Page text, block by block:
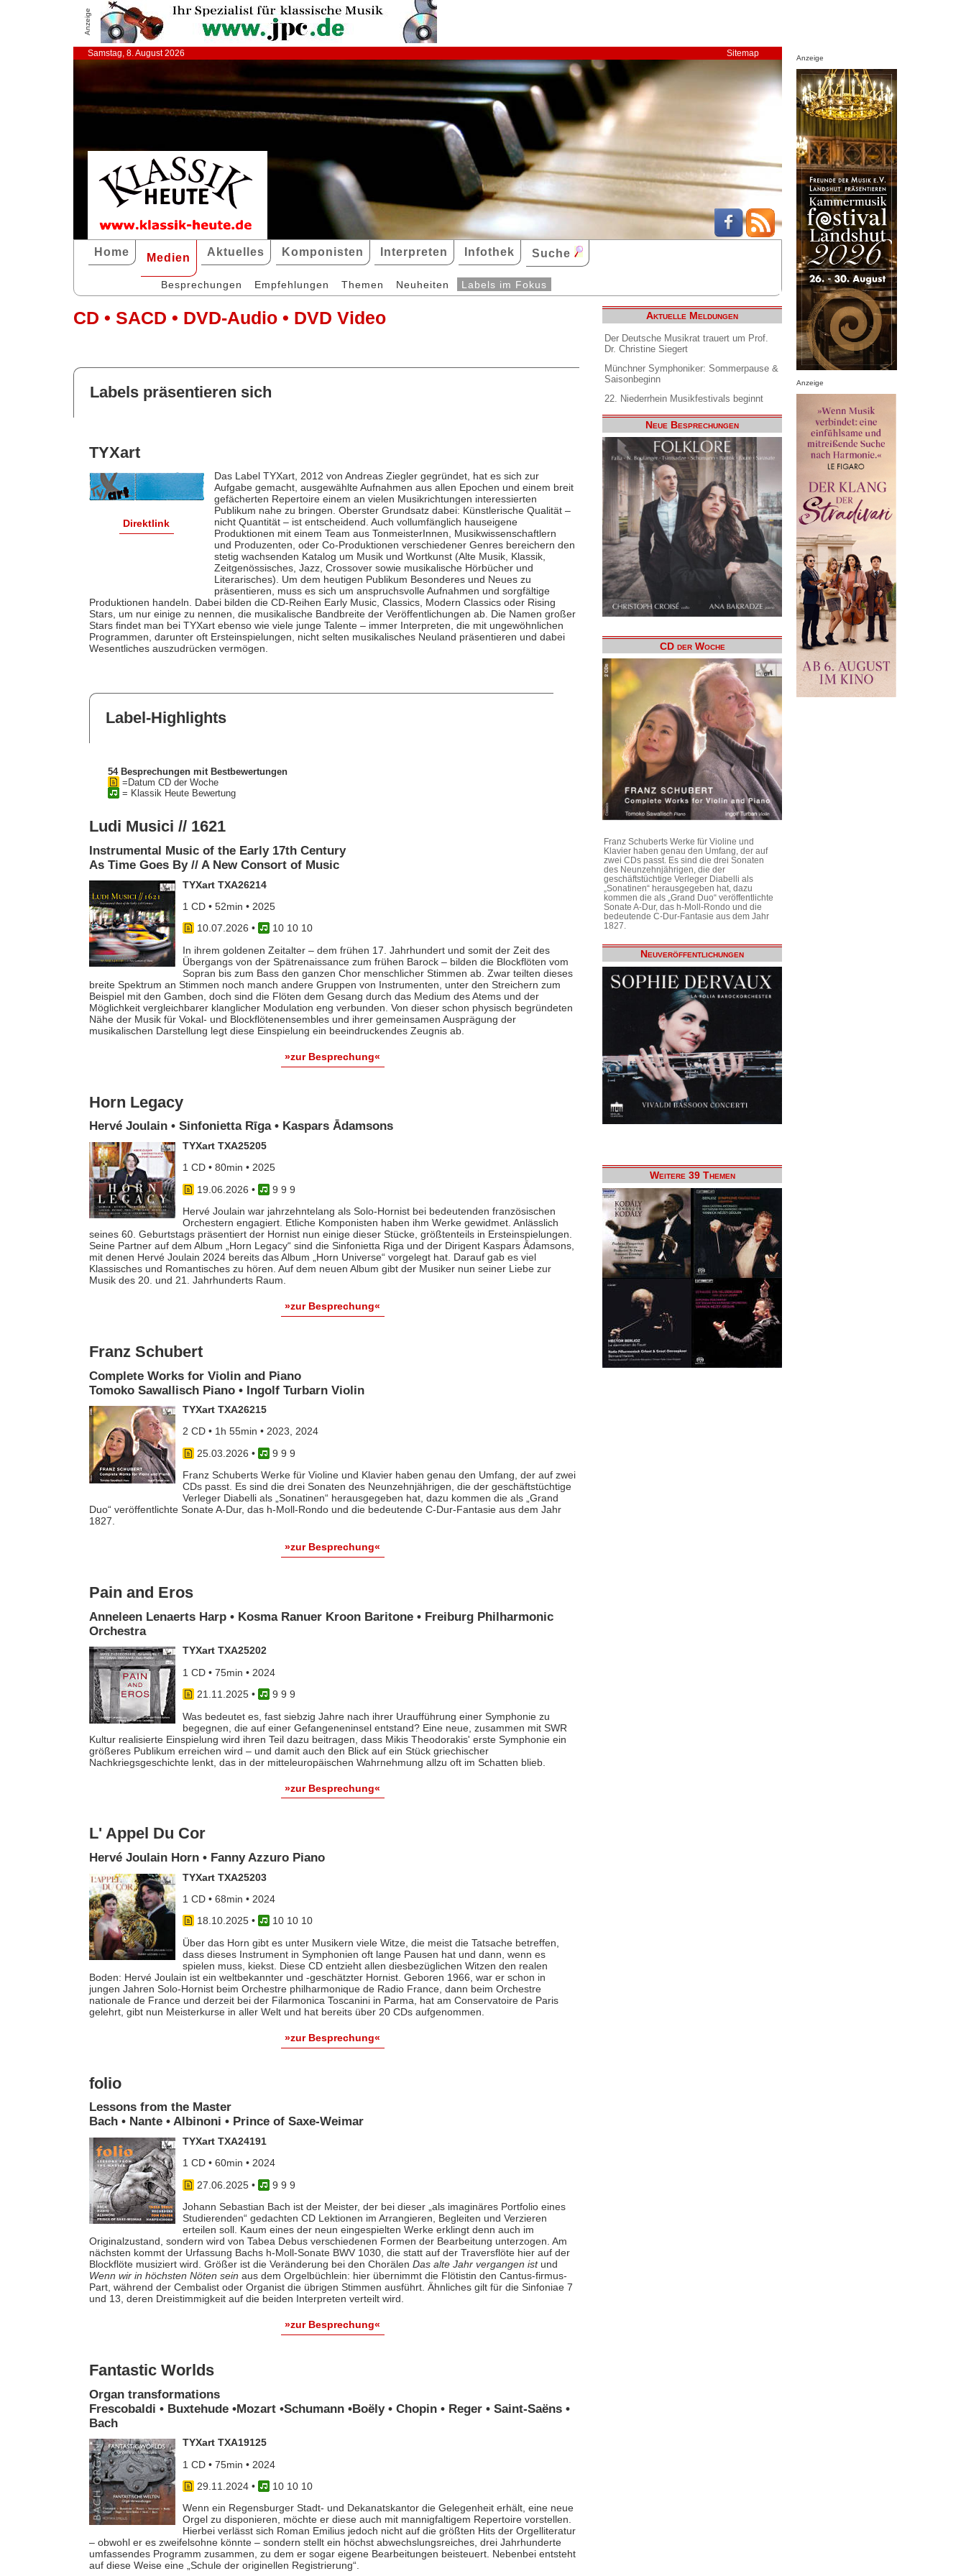
Anzeige
Samstag, 8. August 2026 Sitemap
Home Medien Aktuelles Komponisten Interpreten Infothek Suche
Besprechungen Empfehlungen Themen Neuheiten Labels im Fokus
CD • SACD • DVD-Audio • DVD Video
Labels präsentieren sich
TYXart
Direktlink
Das Label TYXart, 2012 von Andreas Ziegler gegründet, hat es sich zur
Aufgabe gemacht, ausgewählte Aufnahmen aus allen Epochen und einem breit
gefächerten Repertoire einem an vielen Musikrichtungen interessierten
Publikum nahe zu bringen. Oberster Grundsatz dabei: Künstlerische Qualität –
nicht Quantität – ist entscheidend. Auch vollumfänglich hauseigene
Produktionen mit einem Team aus TonmeisterInnen, Musikwissenschaftlern
und Produzenten, oder Co-Produktionen verschiedener Genres bereichern den
stetig wachsenden Katalog um Musik und Wortkunst (Alte Musik, Klassik,
Zeitgenössisches, Jazz, Crossover sowie musikalische Hörbücher und
Literarisches). Um dem heutigen Publikum Besonderes und Neues zu
präsentieren, muss es sich um anspruchsvolle Aufnahmen und sorgfältige
Produktionen handeln. Dabei bilden die CD-Reihen Early Music, Classics, Modern Classics oder Rising
Stars, um nur einige zu nennen, die musikalische Bandbreite der Veröffentlichungen ab. Die Namen großer
Stars findet man bei TYXart ebenso wie viele junge Talente – immer Interpreten, die mit ungewöhnlichen
Programmen, darunter oft Ersteinspielungen, nicht selten musikalisches Neuland präsentieren und dabei
Wesentliches auszudrücken vermögen.
Label-Highlights
54 Besprechungen mit Bestbewertungen
=Datum CD der Woche
= Klassik Heute Bewertung
Ludi Musici // 1621
Instrumental Music of the Early 17th Century
As Time Goes By // A New Consort of Music
TYXart TXA26214
1 CD • 52min • 2025
10.07.2026 •
10 10 10
In ihrem goldenen Zeitalter – dem frühen 17. Jahrhundert und somit der Zeit des
Übergangs von der Spätrenaissance zum frühen Barock – bilden die Blockflöten vom
Sopran bis zum Bass den ganzen Chor menschlicher Stimmen ab. Zwar teil­ten dieses
breite Spektrum an Stimmen noch manch andere Gruppen von Instrumenten, unter den Streichern zum
Bei­spiel mit den Gamben, doch sind die Flöten dem Gesang durch das Medium des Atems und der
Möglichkeit vergleich­barer klanglicher Modulation eng verbunden. Von dieser schon physisch begründeten
Nähe der Musik für Vokal- und Blockflö­tenensembles und ihrer gemeinsamen Ausprägung der
musikalischen Darstellung legt diese Einspielung ein beeindruckendes Zeugnis ab.
»zur Besprechung«
Horn Legacy
Hervé Joulain • Sinfonietta Rīga • Kaspars Ādamsons
TYXart TXA25205
1 CD • 80min • 2025
19.06.2026 •
9 9 9
Hervé Joulain war jahrzehntelang als Solo-Hornist bei bedeutenden französischen
Orchestern engagiert. Etliche Komponisten haben ihm Werke gewidmet. Anlässlich
seines 60. Geburtstags präsentiert der Hornist nun einige dieser Stücke, größtenteils in Ersteinspielungen.
Seine Partner auf dem Album „Horn Legacy“ sind die Sinfonietta Riga und der Dirigent Kaspars Ādamsons,
mit denen Hervé Joulain 2024 bereits das Album „Horn Universe“ vorgelegt hat. Darauf gab es viel
Klassisches und Romantisches zu hören. Auf dem neuen Album gibt der Musiker nun seiner Liebe zur
Musik des 20. und 21. Jahrhunderts Raum.
»zur Besprechung«
Franz Schubert
Complete Works for Violin and Piano
Tomoko Sawallisch Piano • Ingolf Turbarn Violin
TYXart TXA26215
2 CD • 1h 55min • 2023, 2024
25.03.2026 •
9 9 9
Franz Schuberts Werke für Violine und Klavier haben genau den Umfang, der auf zwei
CDs passt. Es sind die drei Sonaten des Neunzehnjährigen, die der geschäftstüchtige
Verleger Diabelli als „Sonatinen“ herausgegeben hat, dazu kommen die als „Grand
Duo“ veröffentlichte Sonate A-Dur, das h-Moll-Rondo und die bedeutende C-Dur-Fantasie aus dem Jahr
1827.
»zur Besprechung«
Pain and Eros
Anneleen Lenaerts Harp • Kosma Ranuer Kroon Baritone • Freiburg Philharmonic
Orchestra
TYXart TXA25202
1 CD • 75min • 2024
21.11.2025•
9 9 9
Was bedeutet es, fast siebzig Jahre nach ihrer Uraufführung einer Symphonie zu
begegnen, die auf einer Gefangeneninsel entstand? Eine neue, zusammen mit SWR
Kultur realisierte Einspielung wird ihren Teil dazu beitragen, dass Mikis Theodorakis' erste Symphonie ein
größeres Publikum erreichen wird – und damit auch den Blick auf ein Stück griechischer
Nachkriegsgeschichte lenkt, das in der mitteleuropäischen Wahrnehmung allzu oft im Schatten blieb.
»zur Besprechung«
L' Appel Du Cor
Hervé Joulain Horn • Fanny Azzuro Piano
TYXart TXA25203
1 CD • 68min • 2024
18.10.2025•
10 10 10
Über das Horn gibt es unter Musikern viele Witze, die meist die Tatsache betreffen,
dass dieses Instrument in Symphonien oft lange Pausen hat und dann, wenn es
spielen muss, kiekst. Diese CD entzieht allen diesbezüglichen Witzen den realen
Boden: Hervé Joulain ist ein weltbekannter und -geschätzter Hornist. Geboren 1966, war er schon in
jungen Jahren Solo-Hornist beim Orchestre philharmonique de Radio France, dann beim Orchestre
nationale de France und derzeit bei der Filarmonica Toscanini in Parma, hat am Conservatoire de Paris
gelehrt, gibt nun Meisterkurse in aller Welt und hat bereits über 20 CDs aufgenommen.
»zur Besprechung«
folio
Lessons from the Master
Bach • Nante • Albinoni • Prince of Saxe-Weimar
TYXart TXA24191
1 CD • 60min • 2024
27.06.2025•
9 9 9
Johann Sebastian Bach ist der Meister, der bei dieser „als imaginäres Portfolio eines
Studierenden“ gedachten CD Lektionen im Arrangieren, Begleiten und Verzieren
erteilen soll. Kaum eines der neun eingespielten Werke erklingt denn auch im
Originalzustand, sondern wird von Tabea Debus verschiedenen Formen der Bearbeitung unterzogen. Am
nächsten kommt der Urfassung Bachs h-Moll-Sonate BWV 1030, die statt auf der Traversflöte hier auf der
Blockflöte musiziert wird. Größer ist die Veränderung bei den Chorälen Das alte Jahr vergangen istund
Wenn wir in höchsten Nöten sein aus dem Orgelbüchlein: hier übernimmt die Flötistin den Cantus-firmus-
Part, während der Cembalist oder Organist die übrigen Stimmen ausführt. Ähnliches gilt für die Sinfoniae 7
und 13, deren Dreistimmigkeit auf die beiden Interpreten verteilt wird.
»zur Besprechung«
Fantastic Worlds
Organ transformations
Frescobaldi • Buxtehude •Mozart •Schumann •Boëly • Chopin • Reger • Saint-Saëns •
Bach
TYXart TXA19125
1 CD • 75min • 2024
29.11.2024•
10 10 10
Wenn ein Regensburger Stadt- und Dekanatskantor die Gelegenheit erhält, eine neue
Orgel zu disponieren, möchte er diese auch mit mannigfaltigem Repertoire vorstellen.
Hierbei verlässt sich Roman Emilius jedoch nicht auf die größten Hits der Orgelliteratur
– obwohl er es zweifelsohne könnte – sondern stellt ein höchst abwechslungsreiches, drei Jahrhunderte
umfassendes Programm zusammen, zu dem er sogar eigene Bearbeitungen beisteuert. Nebenbei entsteht
auf diese Weise eine „Schule der originellen Registrierung“.
Aktuelle Meldungen
Der Deutsche Musikrat trauert um Prof.
Dr. Christine Siegert
Münchner Symphoniker: Sommerpause &
Saisonbeginn
22. Niederrhein Musikfestivals beginnt
Neue Besprechungen
CD der Woche
Franz Schuberts Werke für Violine und
Klavier haben genau den Umfang, der auf
zwei CDs passt. Es sind die drei Sonaten
des Neunzehnjährigen, die der
geschäftstüchtige Verleger Diabelli als
„Sonatinen“ herausgegeben hat, dazu
kommen die als „Grand Duo“ veröffentlichte
Sonate A-Dur, das h-Moll-Rondo und die
bedeutende C-Dur-Fantasie aus dem Jahr
1827.
Neuveröffentlichungen
Weitere 39 Themen
Anzeige
Anzeige